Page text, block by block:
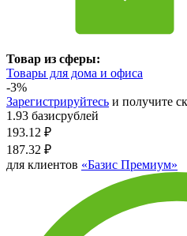
Товар из сферы:
Товары для дома и офиса
-3%
Зарегистрируйтесь и получите
1.93 базисрублей
193.12 ₽
187.32 ₽
для клиентов «Базис Премиум»